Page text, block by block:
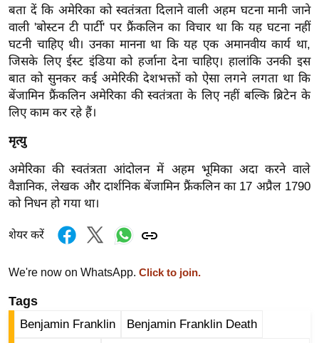
ऑ
टो
व
र्ल्ड
न्यू
ज
फ
म
नो
रं
न
ग
त
बॉ
बता दें कि अमेरिका को स्वतंत्रता दिलाने वाली अहम घटना मानी जाने
वाली 'बोस्टन टी पार्टी' पर फ्रैंकलिन का विचार था कि यह घटना नहीं
घटनी चाहिए थी। उनका मानना था कि यह एक अमानवीय कार्य था,
जिसके लिए ईस्ट इंडिया को हर्जाना देना चाहिए। हालांकि उनकी इस
बात को सुनकर कई अमेरिकी देशभक्तों को ऐसा लगने लगता था कि
बेंजामिन फ्रैंकलिन अमेरिका की स्वतंत्रता के लिए नहीं बल्कि ब्रिटेन के
लिए काम कर रहे हैं।
मृत्यु
अमेरिका की स्वतंत्रता आंदोलन में अहम भूमिका अदा करने वाले
वैज्ञानिक, लेखक और दार्शनिक बेंजामिन फ्रैंकलिन का 17 अप्रैल 1790
को निधन हो गया था।
शेयर करें
We're now on WhatsApp. Click to join.
Tags
Benjamin Franklin Benjamin Franklin Death